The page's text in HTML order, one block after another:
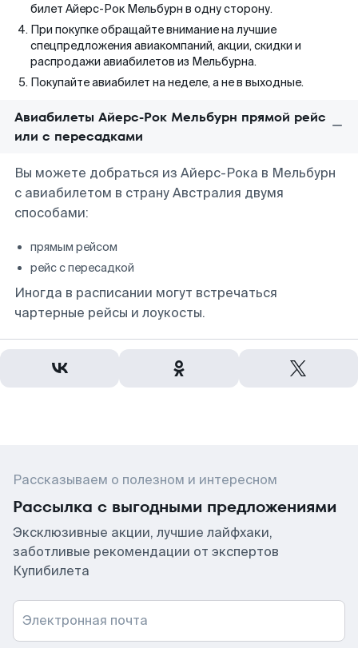
билет Айерс-Рок Мельбурн в одну сторону.
При покупке обращайте внимание на лучшие
спецпредложения авиакомпаний, акции, скидки и
распродажи авиабилетов из Мельбурна.
Покупайте авиабилет на неделе, а не в выходные.
Авиабилеты Айерс-Рок Мельбурн прямой рейс
или с пересадками
Вы можете добраться из Айерс-Рока в Мельбурн
с авиабилетом в страну Австралия двумя
способами:
прямым рейсом
рейс с пересадкой
Иногда в расписании могут встречаться
чартерные рейсы и лоукосты.
Рассказываем о полезном и интересном
Рассылка с выгодными предложениями
Эксклюзивные акции, лучшие лайфхаки,
заботливые рекомендации от экспертов
Купибилета
Электронная почта